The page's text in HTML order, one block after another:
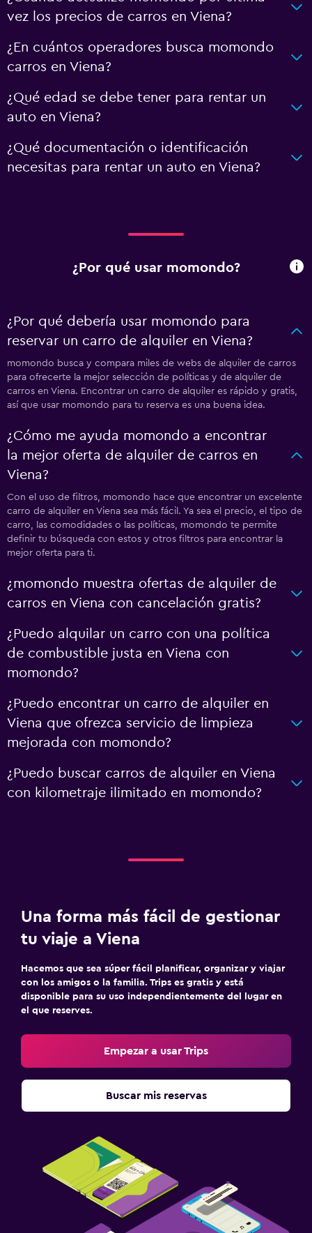
vez los precios de carros en Viena?
¿En cuántos operadores busca momondo
carros en Viena?
¿Qué edad se debe tener para rentar un
auto en Viena?
¿Qué documentación o identificación
necesitas para rentar un auto en Viena?
¿Por qué usar momondo?
¿Por qué debería usar momondo para
reservar un carro de alquiler en Viena?
momondo busca y compara miles de webs de alquiler de carros
para ofrecerte la mejor selección de políticas y de alquiler de
carros en Viena. Encontrar un carro de alquiler es rápido y gratis,
así que usar momondo para tu reserva es una buena idea.
¿Cómo me ayuda momondo a encontrar
la mejor oferta de alquiler de carros en
Viena?
Con el uso de filtros, momondo hace que encontrar un excelente
carro de alquiler en Viena sea más fácil. Ya sea el precio, el tipo de
carro, las comodidades o las políticas, momondo te permite
definir tu búsqueda con estos y otros filtros para encontrar la
mejor oferta para ti.
¿momondo muestra ofertas de alquiler de
carros en Viena con cancelación gratis?
¿Puedo alquilar un carro con una política
de combustible justa en Viena con
momondo?
¿Puedo encontrar un carro de alquiler en
Viena que ofrezca servicio de limpieza
mejorada con momondo?
¿Puedo buscar carros de alquiler en Viena
con kilometraje ilimitado en momondo?
Una forma más fácil de gestionar
tu viaje a Viena
Hacemos que sea súper fácil planificar, organizar y viajar
con los amigos o la familia. Trips es gratis y está
disponible para su uso independientemente del lugar en
el que reserves.
Empezar a usar Trips
Buscar mis reservas